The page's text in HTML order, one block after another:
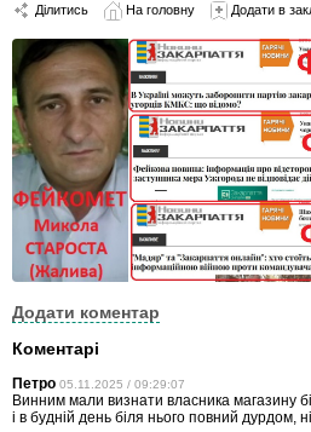
Ділитись На головну Додати в
Додати коментар
Коментарі
Петро 05.11.2025 / 09:29:07
Винним мали визнати власника магазину
і в будній день біля нього повний дурдом,